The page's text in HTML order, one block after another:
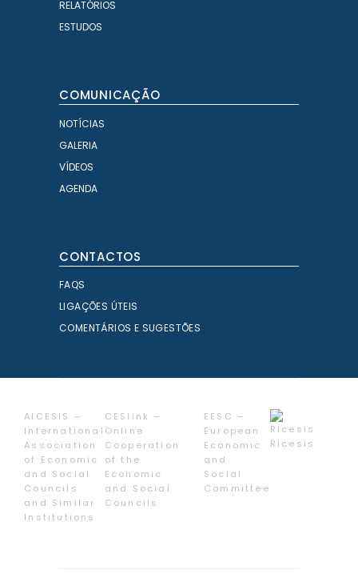
RELATÓRIOS
ESTUDOS
COMUNICAÇÃO
NOTÍCIAS
GALERIA
VÍDEOS
AGENDA
CONTACTOS
FAQS
LIGAÇÕES ÚTEIS
COMENTÁRIOS E SUGESTÕES
AICESIS –
International
Association
of Economic
and Social
Councils
and Similar
Institutions
CESlink –
Online
Cooperation
of the
Economic
and Social
Councils
EESC –
European
Economic
and
Social
Committee
Ricesis